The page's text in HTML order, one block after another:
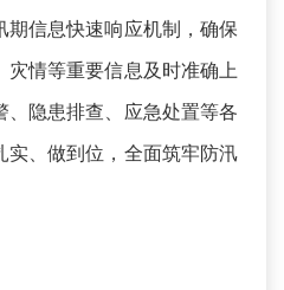
期信息快速响应机制，确保
情等重要信息及时准确上
、隐患排查、应急处置等各
实、做到位，全面筑牢防汛